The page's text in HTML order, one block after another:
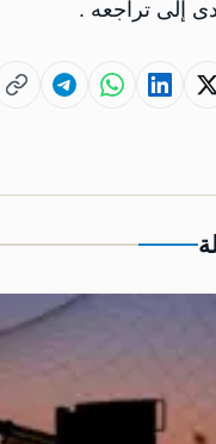
إلى تراجعه .